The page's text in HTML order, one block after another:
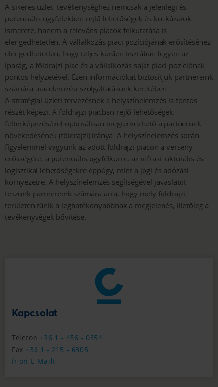
A sikeres üzleti tevékenységhez nemcsak a jelenlegi és
potenciális ügyfelekben rejlő lehetőségek és kockázatok
ismerete, hanem a releváns piacok felkutatása is
elengedhetetlen. A vállalkozás piaci pozíciójának erősítéséhez
elengedhetetlen, hogy teljes körűen tisztában legyen az
iparág, a földrajzi piac és a vállalkozás saját piaci pozíciónak
pontos helyzetével. Ezen információkat biztosítjuk partnereink
számára piacelemzési szolgáltatásunk keretében.
A stratégiai üzleti tervezésnek a helyszínelemzés is fontos
részét képezi. A földrajzi piacban rejlő lehetőségek
feltérképezésével optimálisan megtervezhető a partnerünk
növekedésének (földrajzi) iránya. A helyszínelemzés során
figyelemmel vagyunk az adott földrajzi piacon a verseny
erősségére, a potenciális ügyfélkörre, az infrastrukturális és
logisztikai lehetőségekre éppúgy, mint a jogi és adózási
környezetre. A helyszínelemzés segítségével javaslatot
teszünk partnereink számára arra, hogy mely földrajzi
területen tűnik a leghatékonyabbnak a megjelenés, illetőleg a
tevékenységek bővítése.
Kapcsolat
Telefon +36 1 - 456 - 0854
Fax +36 1 - 215 - 6305
Írjon E-Mailt